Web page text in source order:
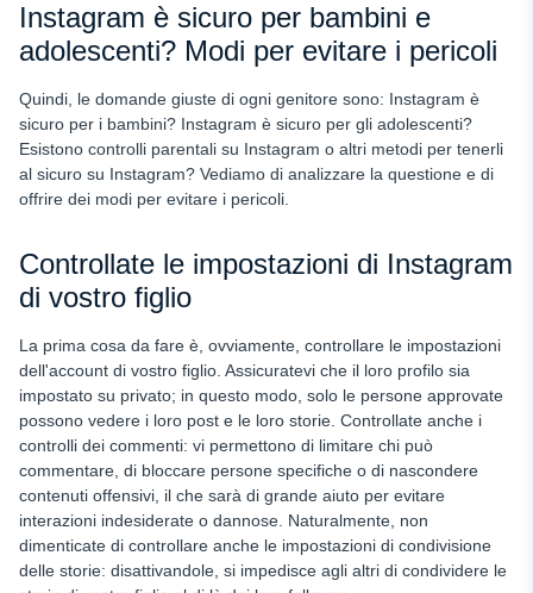
Instagram è sicuro per bambini e
adolescenti? Modi per evitare i pericoli
Quindi, le domande giuste di ogni genitore sono: Instagram è
sicuro per i bambini? Instagram è sicuro per gli adolescenti?
Esistono controlli parentali su Instagram o altri metodi per tenerli
al sicuro su Instagram? Vediamo di analizzare la questione e di
offrire dei modi per evitare i pericoli.
Controllate le impostazioni di Instagram
di vostro figlio
La prima cosa da fare è, ovviamente, controllare le impostazioni
dell'account di vostro figlio. Assicuratevi che il loro profilo sia
impostato su privato; in questo modo, solo le persone approvate
possono vedere i loro post e le loro storie. Controllate anche i
controlli dei commenti: vi permettono di limitare chi può
commentare, di bloccare persone specifiche o di nascondere
contenuti offensivi, il che sarà di grande aiuto per evitare
interazioni indesiderate o dannose. Naturalmente, non
dimenticate di controllare anche le impostazioni di condivisione
delle storie: disattivandole, si impedisce agli altri di condividere le